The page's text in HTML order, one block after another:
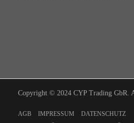
Copyright © 2024 CYP Trading GbR.
AGB IMPRESSUM
DATENSCHUTZ